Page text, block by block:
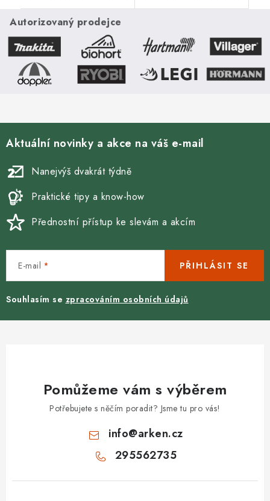
hmyzu a řasám.
Zdvojnásobuje životnost
komůrkového...
komůrkového...
Autorizovaný prodejce
Aktuální novinky a akce na váš e-mail
Nanejvýš dvakrát týdně
Praktické tipy a know-how
Přednostní přístup ke slevám a akcím
E-mail
Souhlasím se zpracováním osobních údajů
PŘIHLÁSIT SE
Pomůžeme vám s výběrem
Potřebujete s něčím poradit? Jsme tu pro vás!
info@arken.cz
295562735